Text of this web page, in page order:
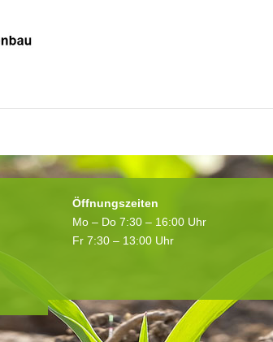
Öffnungszeiten
Mo – Do 7:30 – 16:00 Uhr
Fr 7:30 – 13:00 Uhr